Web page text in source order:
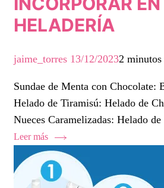
HELADERÍA
jaime_torres 13/12/20232
Sundae de Menta con Chocolate:
Helado de Tiramisú: Helado de
Nueces Caramelizadas: Helado
Leer más